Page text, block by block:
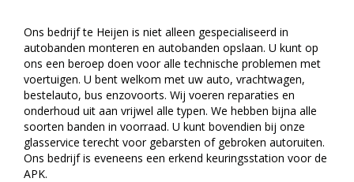
Ons bedrijf te Heijen is niet alleen gespecialiseerd in
autobanden monteren en autobanden opslaan. U kunt op
ons een beroep doen voor alle technische problemen met
voertuigen. U bent welkom met uw auto, vrachtwagen,
bestelauto, bus enzovoorts. Wij voeren reparaties en
onderhoud uit aan vrijwel alle typen. We hebben bijna alle
soorten banden in voorraad. U kunt bovendien bij onze
glasservice terecht voor gebarsten of gebroken autoruiten.
Ons bedrijf is eveneens een erkend keuringsstation voor de
APK.